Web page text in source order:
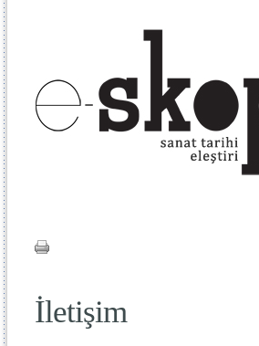
İletişim